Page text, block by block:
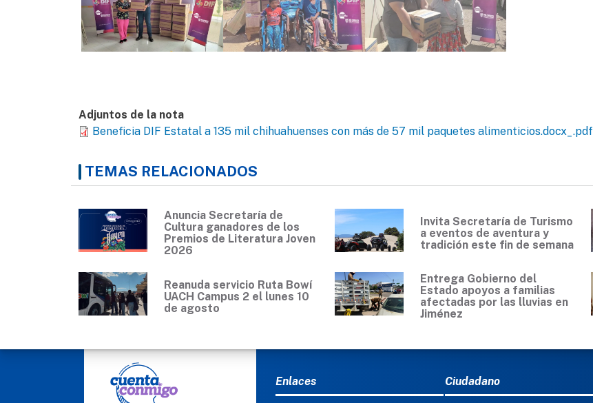
Adjuntos de la nota
Beneficia DIF Estatal a 135 mil chihuahuenses con más de 57 mil paquetes alimenticios.docx_.pdf
TEMAS RELACIONADOS
Anuncia Secretaría de
Cultura ganadores de los
Premios de Literatura Joven
2026
Invita Secretaría de Turismo
a eventos de aventura y
tradición este fin de semana
Reanuda servicio Ruta Bowí
UACH Campus 2 el lunes 10
de agosto
Entrega Gobierno del
Estado apoyos a familias
afectadas por las lluvias en
Jiménez
MENÚ DEL PIE
Enlaces Ciudadano